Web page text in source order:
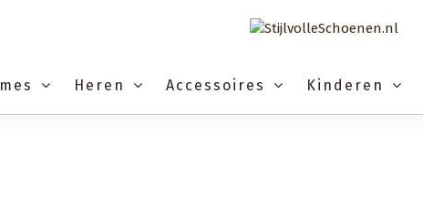
Heren Accessoires Kinderen